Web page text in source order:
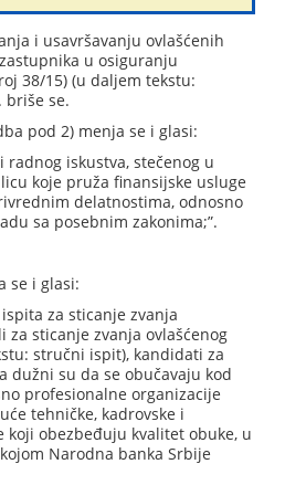
i usavršavanju ovlašćenih
u osiguranju
38/15) (u daljem tekstu:
briše se.
pod 2) menja se i glasi:
radnog iskustva, stečenog u
koje pruža finansijske usluge
delatnostima, odnosno
sa posebnim zakonima;”.
se i glasi:
za sticanje zvanja
za sticanje zvanja ovlašćenog
stručni ispit), kandidati za
dužni su da se obučavaju kod
profesionalne organizacije
tehničke, kadrovske i
koji obezbeđuju kvalitet obuke, u
Narodna banka Srbije